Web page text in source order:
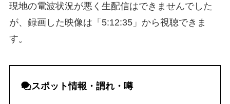
現地の電波状況が悪く生配信はできませんでした
が、録画した映像は「5:12:35」から視聴できま
す。
スポット情報・謂れ・噂